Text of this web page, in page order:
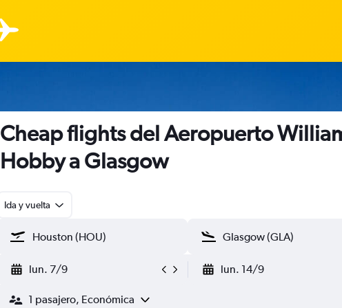
Cheap flights del Aeropuerto
Hobby a Glasgow
Ida y vuelta
lun. 7/9 lun. 14/9
1 pasajero, Económica